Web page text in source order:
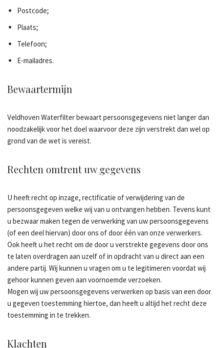
Postcode;
Plaats;
Telefoon;
E-mailadres.
Bewaartermijn
Veldhoven Waterfilter bewaart persoonsgegevens niet langer dan
noodzakelijk voor het doel waarvoor deze zijn verstrekt dan wel op
grond van de wet is vereist.
Rechten omtrent uw gegevens
U heeft recht op inzage, rectificatie of verwijdering van de
persoonsgegeven welke wij van u ontvangen hebben. Tevens kunt
u bezwaar maken tegen de verwerking van uw persoonsgegevens
(of een deel hiervan) door ons of door één van onze verwerkers.
Ook heeft u het recht om de door u verstrekte gegevens door ons
te laten overdragen aan uzelf of in opdracht van u direct aan een
andere partij. Wij kunnen u vragen om u te legitimeren voordat wij
gehoor kunnen geven aan voornoemde verzoeken.
Mogen wij uw persoonsgegevens verwerken op basis van een door
u gegeven toestemming hiertoe, dan heeft u altijd het recht deze
toestemming in te trekken.
Klachten